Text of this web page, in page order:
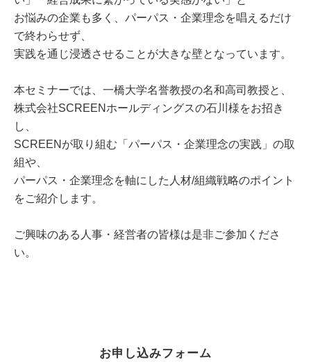
お悩みの企業も多く、パーパス・企業理念を唱えるだけ
で終わらせず、
実践を通じ浸透させることが大きな壁となっています。
本セミナーでは、一橋大学名誉教授の名和高司教授と、
株式会社SCREENホールディングスの石川様をお招き
し、
SCREENが取り組む「パーパス・企業理念の実践」の取
組や、
パーパス・企業理念を軸にした人材/組織戦略のポイント
をご紹介します。
ご興味のある人事・経営者の皆様は是非ご参加くださ
い。
お申し込みフォーム